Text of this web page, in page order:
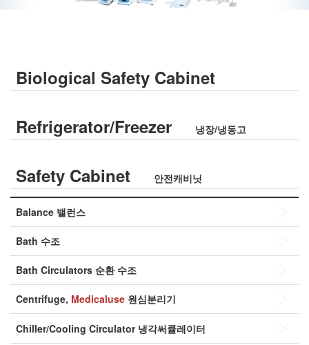
Biological Safety Cabinet
Refrigerator/Freezer 냉장/냉동고
Safety Cabinet 안전캐비닛
Balance 밸런스
Bath 수조
Bath Circulators 순환 수조
Centrifuge, Medicaluse 원심분리기
Chiller/Cooling Circulator 냉각써큘레이터